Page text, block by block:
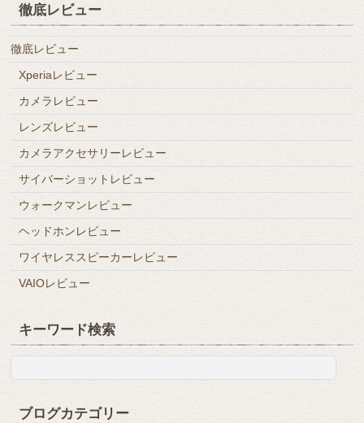
徹底レビュー
徹底レビュー
Xperiaレビュー
カメラレビュー
レンズレビュー
カメラアクセサリーレビュー
サイバーショットレビュー
ウォークマンレビュー
ヘッドホンレビュー
ワイヤレススピーカーレビュー
VAIOレビュー
キーワード検索
ブログカテゴリー